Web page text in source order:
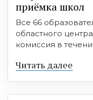
приёмка школ
Все 66
областного
комиссия в
Читать далее